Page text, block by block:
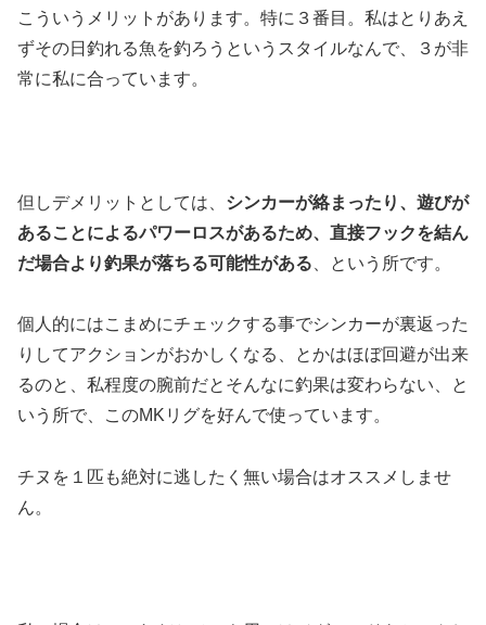
こういうメリットがあります。特に３番目。私はとりあえ
ずその日釣れる魚を釣ろうというスタイルなんで、３が非
常に私に合っています。
但しデメリットとしては、 シンカーが絡まったり、遊びが
あることによるパワーロスがあるため、直接フックを結ん
だ場合より釣果が落ちる可能性がある 、という所です。
個人的にはこまめにチェックする事でシンカーが裏返った
りしてアクションがおかしくなる、とかはほぼ回避が出来
るのと、私程度の腕前だとそんなに釣果は変わらない、と
いう所で、このMKリグを好んで使っています。
チヌを１匹も絶対に逃したく無い場合はオススメしませ
ん。